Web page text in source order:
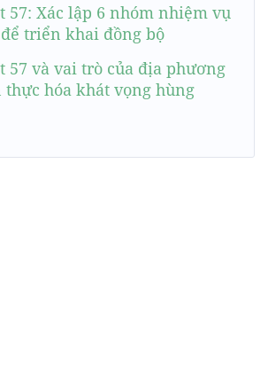
57: Xác lập 6 nhóm nhiệm vụ
triển khai đồng bộ
57 và vai trò của địa phương
hóa khát vọng hùng